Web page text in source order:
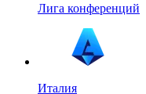
Лига конференций
Италия